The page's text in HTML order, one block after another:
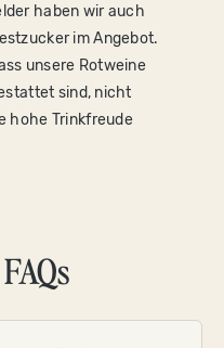
haben wir auch
im Angebot.
unsere Rotweine
sind, nicht
hohe Trinkfreude